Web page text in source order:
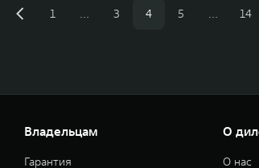
1 … 3 4 5 … 14
Владельцам
Гарантия
О
О нас